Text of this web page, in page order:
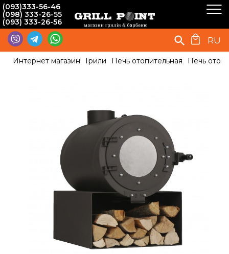
(093)333-56-46
(098) 333-26-55
(093) 333-26-56
RU
Интернет магазин Грили Печь отопительная Печь